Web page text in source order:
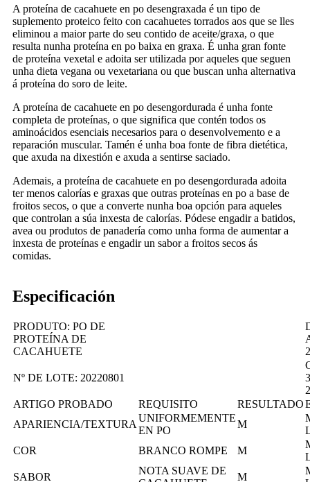
A proteína de cacahuete en po desengraxada é un tipo de
suplemento proteico feito con cacahuetes torrados aos que se lles
eliminou a maior parte do seu contido de aceite/graxa, o que
resulta nunha proteína en po baixa en graxa. É unha gran fonte
de proteína vexetal e adoita ser utilizada por aqueles que seguen
unha dieta vegana ou vexetariana ou que buscan unha alternativa
á proteína do soro de leite.
A proteína de cacahuete en po desengordurada é unha fonte
completa de proteínas, o que significa que contén todos os
aminoácidos esenciais necesarios para o desenvolvemento e a
reparación muscular. Tamén é unha boa fonte de fibra dietética,
que axuda na dixestión e axuda a sentirse saciado.
Ademais, a proteína de cacahuete en po desengordurada adoita
ter menos calorías e graxas que outras proteínas en po a base de
froitos secos, o que a converte nunha boa opción para aqueles
que controlan a súa inxesta de calorías. Pódese engadir a batidos,
avea ou produtos de panadería como unha forma de aumentar a
inxesta de proteínas e engadir un sabor a froitos secos ás
comidas.
Especificación
PRODUTO: PO DE
PROTEÍNA DE
CACAHUETE
Nº DE LOTE: 20220801
ARTIGO PROBADO
REQUISITO RESULTADO
APARIENCIA/TEXTURA
UNIFORMEMENTE
EN PO
M
COR
BRANCO ROMPE M
SABOR
NOTA SUAVE DE
M